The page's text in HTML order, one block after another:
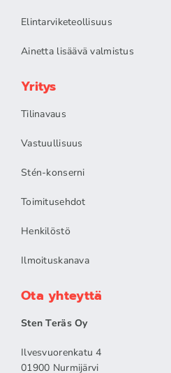
Elintarviketeollisuus
Ainetta lisäävä valmistus
Yritys
Tilinavaus
Vastuullisuus
Stén-konserni
Toimitusehdot
Henkilöstö
Ilmoituskanava
Ota yhteyttä
Sten Teräs Oy
Ilvesvuorenkatu 4
01900 Nurmijärvi